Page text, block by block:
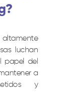
luchan
papel del
a
y